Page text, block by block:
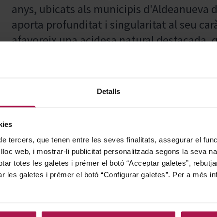
Detalls
tercers, que tenen entre les seves finalitats, assegurar el
web, i mostrar-li publicitat personalitzada segons la seva
totes les galetes i prémer el botó “Acceptar galetes”,
les galetes i prémer el botó “Configurar galetes”. Per a més
anys, ubicats als municipis d'Aldeanueva
aporta profunditat i singularitat al seu
afavoreix una acidesa natural destacada,
Ideal per acompanyar peixos en salsa,
curació, verdures a la planxa i tota mena
Marqués de Riscal, fundada el 1858 per
un celler pioner en la indústria
innovació i qualitat. Des d'embotellar els